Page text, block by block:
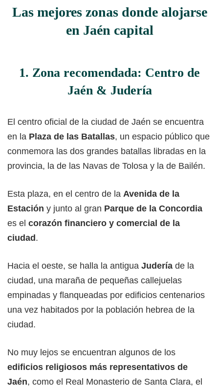
Las mejores zonas donde alojarse
en Jaén capital
1. Zona recomendada: Centro de
Jaén & Judería
El centro oficial de la ciudad de Jaén se encuentra
en la Plaza de las Batallas, un espacio público que
conmemora las dos grandes batallas libradas en la
provincia, la de las Navas de Tolosa y la de Bailén.
Esta plaza, en el centro de la Avenida de la
Estación y junto al gran Parque de la Concordia
es el corazón financiero y comercial de la
ciudad .
Hacia el oeste, se halla la antigua Judería de la
ciudad, una maraña de pequeñas callejuelas
empinadas y flanqueadas por edificios centenarios
una vez habitados por la población hebrea de la
ciudad.
No muy lejos se encuentran algunos de los
edificios religiosos más representativos de
Jaén, como el Real Monasterio de Santa Clara, el